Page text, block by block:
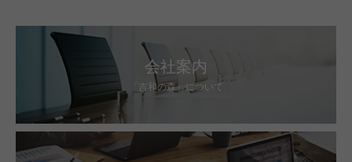
会社案内
「吉和の森」について